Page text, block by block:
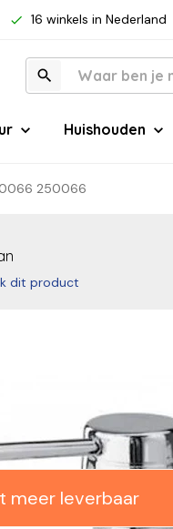
16 winkels in Nederland
Huishouden
250066
dit product
meer leverbaar